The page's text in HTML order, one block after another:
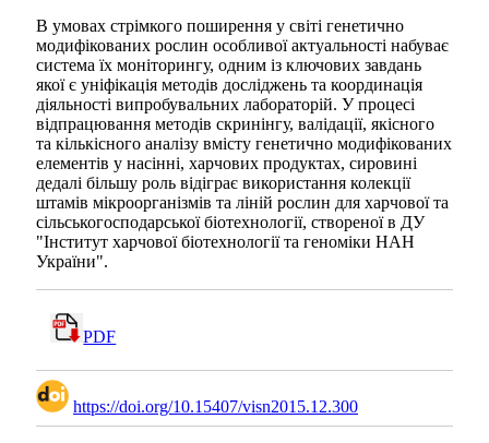
В умовах стрімкого поширення у світі генетично
модифікованих рослин особливої актуальності набуває
система їх моніторингу, одним із ключових завдань
якої є уніфікація методів досліджень та координація
діяльності випробувальних лабораторій. У процесі
відпрацювання методів скринінгу, валідації, якісного
та кількісного аналізу вмісту генетично модифікованих
елементів у насінні, харчових продуктах, сировині
дедалі більшу роль відіграє використання колекції
штамів мікроорганізмів та ліній рослин для харчової та
сільськогосподарської біотехнології, створеної в ДУ
"Інститут харчової біотехнології та геноміки НАН
України".
PDF
https://doi.org/10.15407/visn2015.12.300